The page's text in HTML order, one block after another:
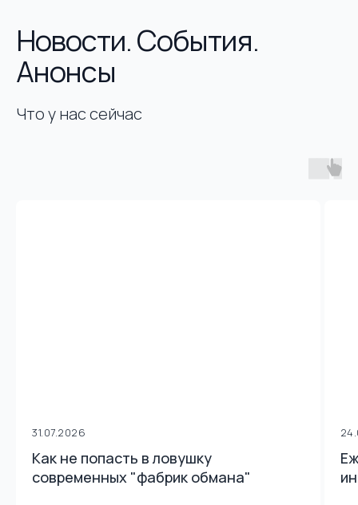
Новости. События.
Анонсы
Что у нас сейчас
31.07.2026
Как не попасть в ловушку
современных "фабрик обмана"